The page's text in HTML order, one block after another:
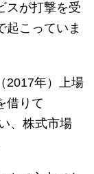
スが打撃を受
起こっていま
2017年）上場
借りて
、株式市場